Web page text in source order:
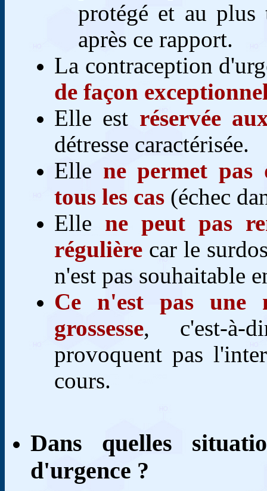
protégé et au
après ce rapport.
La contraception
de façon
Elle est réservée
détresse caractérisée.
Elle ne permet pas
tous les cas (échec
Elle ne peut pas
régulière car le
n'est pas souhaitable
Ce n'est pas une
grossesse, c'est-à-
provoquent pas
cours.
Dans quelles
d'urgence ?